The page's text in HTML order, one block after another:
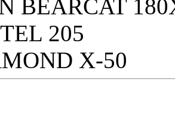
BEARCAT
205
X-50